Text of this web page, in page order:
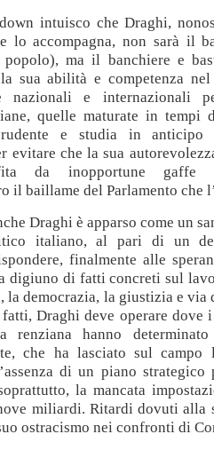
intuisco che Draghi,
lo accompagna, non sarà il
popolo), ma il banchiere e
sua abilità e competenza
nazionali e internazionali
quelle maturate in tempi
e studia in anticipo
evitare che la sua
da inopportune gaffe
il baillame del Parlamento che
Draghi è apparso come un
italiano, al pari di un
finalmente alle
digiuno di fatti concreti sul
la democrazia, la giustizia e via
fatti, Draghi deve operare
renziana hanno
che ha lasciato sul campo
di un piano
la mancata
miliardi. Ritardi dovuti alla
ostracismo nei confronti di